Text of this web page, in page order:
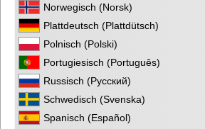
Norwegisch (Norsk)
Plattdeutsch (Plattdütsch)
Polnisch (Polski)
Portugiesisch (Português)
Russisch (Русский)
Schwedisch (Svenska)
Spanisch (Español)